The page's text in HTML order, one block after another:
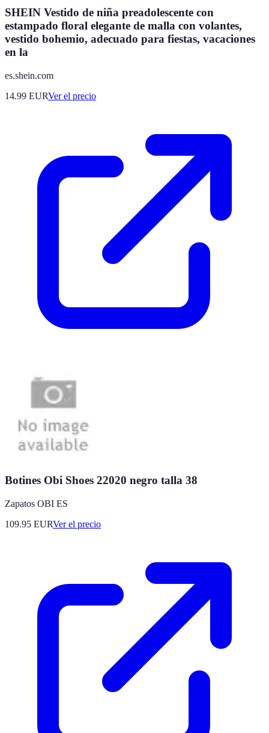
SHEIN Vestido de niña preadolescente con
estampado floral elegante de malla con volantes,
vestido bohemio, adecuado para fiestas, vacaciones
en la
es.shein.com
14.99 EURVer el precio
Botines Obi Shoes 22020 negro talla 38
Zapatos OBI ES
109.95 EURVer el precio